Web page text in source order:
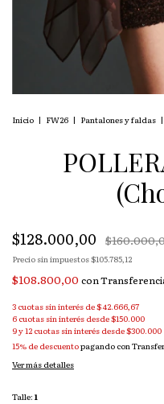
Inicio | FW26 | Pantalones y faldas |
$128.000,00
Precio sin impuestos$105.785,12
$108.800,00 con
3 cuotas sin interés de$ 42.666,67
15% de descuentopagando con
Ver más detalles
Talle: 1